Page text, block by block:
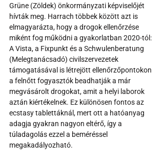
Grüne (Zöldek) önkormányzati képviselőjét
hívták meg. Harrach többek között azt is
elmagyarázta, hogy a drogok ellenőrzése
miként fog működni a gyakorlatban 2020-tól:
A Vista, a Fixpunkt és a Schwulenberatung
(Melegtanácsadó) civilszervezetek
támogatásával is létrejött ellenőrzőpontokon
a felnőtt fogyasztók beadhatják a már
megvásárolt drogokat, amit a helyi laborok
aztán kiértékelnek. Ez különösen fontos az
ecstasy tablettáknál, mert ott a hatóanyag
adagja gyakran nagyon eltérő, így a
túladagolás ezzel a beméréssel
megakadályozható.